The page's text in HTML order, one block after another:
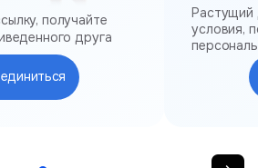
получайте
друга
Растущий
условия,